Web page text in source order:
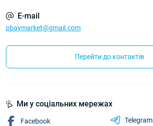
E-mail
pbaymarket@gmail.com
Перейти до контактів
Ми у соціальних мережах
Facebook
Telegram